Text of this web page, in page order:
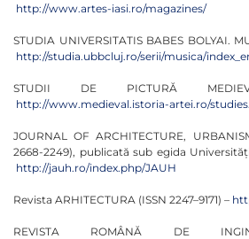
http://www.artes-iasi.ro/magazines/
STUDIA UNIVERSITATIS BABES BOLYAI.
http://studia.ubbcluj.ro/serii/musica/
STUDII DE PICTURĂ
http://www.medieval.istoria-artei.ro/
JOURNAL OF ARCHITECTURE,
2668-2249), publicată sub egida
http://jauh.ro/index.php/JAUH
Revista ARHITECTURA (ISSN 2247–9171) –
REVISTA ROMÂNĂ DE